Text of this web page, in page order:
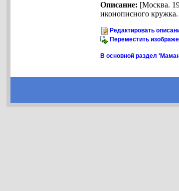
Описание: [Москва.
иконописного
Редактировать
Переместить
В основной раздел